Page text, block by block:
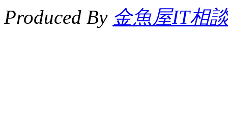
Produced By 金魚屋IT相